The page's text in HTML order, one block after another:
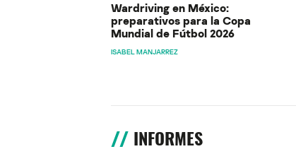
Wardriving en México:
preparativos para la Copa
Mundial de Fútbol 2026
ISABEL MANJARREZ
INFORMES